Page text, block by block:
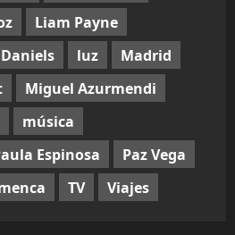
Liam Payne
luz
Madrid
Miguel Azurmendi
música
Espinosa
Paz Vega
TV Viajes